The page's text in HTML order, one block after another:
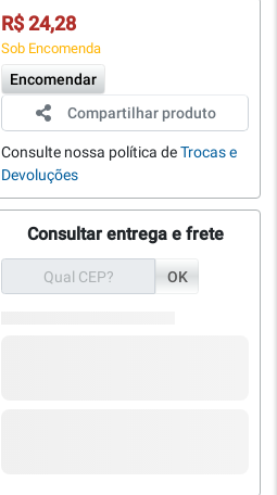
R$ 24,28
Sob Encomenda
Encomendar
Compartilhar produto
Consulte nossa política deTrocas e
Devoluções
Consultar entrega e frete
OK